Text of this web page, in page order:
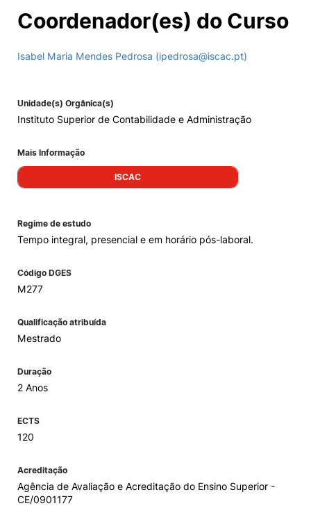
Coordenador(es) do Curso
Isabel Maria Mendes Pedrosa (ipedrosa@iscac.pt)
Unidade(s) Orgânica(s)
Instituto Superior de Contabilidade e Administração
Mais Informação
ISCAC
Regime de estudo
Tempo integral, presencial e em horário pós-laboral.
Código DGES
M277
Qualificação atribuída
Mestrado
Duração
2 Anos
ECTS
120
Acreditação
Agência de Avaliação e Acreditação do Ensino Superior -
CE/0901177